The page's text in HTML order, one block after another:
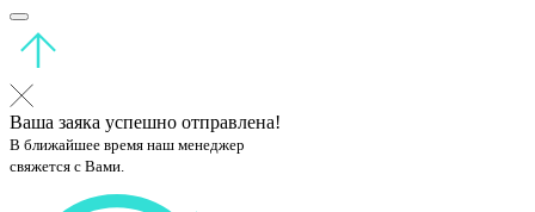
Ваша заяка успешно отправлена!
В ближайшее время наш менеджер
свяжется с Вами.